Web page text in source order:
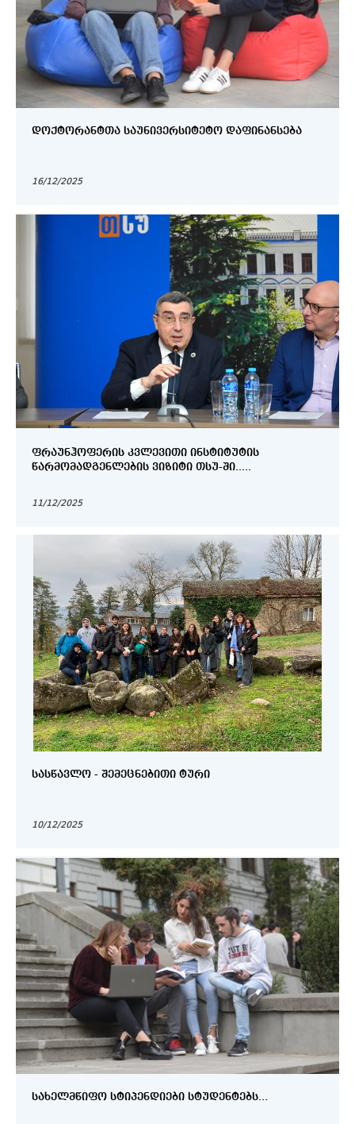
ᲓᲝᲥᲢᲝᲠᲐᲜᲢᲗᲐ ᲡᲐᲣᲜᲘᲕᲔᲠᲡᲘᲢᲔᲢᲝ ᲓᲐᲤᲘᲜᲐᲜᲡᲔᲑᲐ
16/12/2025
ᲤᲠᲐᲣᲜᲰᲝᲤᲔᲠᲘᲡ ᲙᲕᲚᲔᲕᲘᲗᲘ ᲘᲜᲡᲢᲘᲢᲣᲢᲘᲡ
ᲬᲐᲠᲛᲝᲛᲐᲓᲒᲔᲜᲚᲔᲑᲘᲡ ᲕᲘᲖᲘᲢᲘ ᲗᲡᲣ-ᲨᲘ.....
11/12/2025
ᲡᲐᲡᲬᲐᲕᲚᲝ - ᲨᲔᲛᲔᲪᲜᲔᲑᲘᲗᲘ ᲢᲣᲠᲘ
10/12/2025
ᲡᲐᲮᲔᲚᲛᲬᲘᲤᲝ ᲡᲢᲘᲞᲔᲜᲓᲘᲔᲑᲘ ᲡᲢᲣᲓᲔᲜᲢᲔᲑᲡ...